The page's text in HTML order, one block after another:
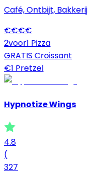
Café, Ontbijt, Bakkerij
€€€€
2voor1 Pizza
GRATIS Croissant
€1 Pretzel
Hypnotize Wings
4.8
(
327